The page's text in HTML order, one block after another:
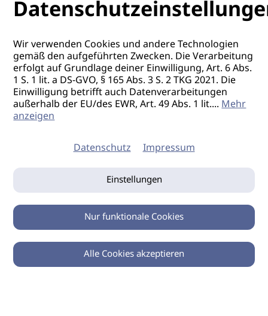
0
Wir verwenden Cookies und andere Technologien
gemäß den aufgeführten Zwecken. Die Verarbeitung
erfolgt auf Grundlage deiner Einwilligung, Art. 6 Abs.
1 S. 1 lit. a DS-GVO, § 165 Abs. 3 S. 2 TKG 2021. Die
Einwilligung betrifft auch Datenverarbeitungen
außerhalb der EU/des EWR, Art. 49 Abs. 1 lit....Mehr
anzeigen
Datenschutz Impressum
Einstellungen
Nur funktionale Cookies
Alle Cookies akzeptieren